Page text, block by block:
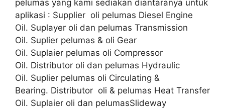
pelumas yang kami sediakan diantaranya untuk
aplikasi : Supplier oli pelumas Diesel Engine
Oil. Suplayer oli dan pelumas Transmission
Oil. Suplier pelumas & oli Gear
Oil. Suplaier pelumas oli Compressor
Oil. Distributor oli dan pelumas Hydraulic
Oil. Suplier pelumas oli Circulating &
Bearing. Distributor oli & pelumas Heat Transfer
Oil. Suplaier oli dan pelumasSlideway